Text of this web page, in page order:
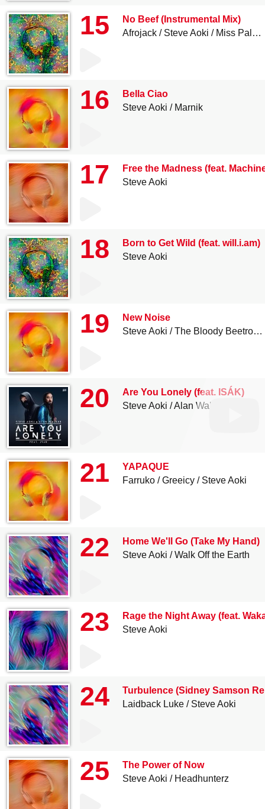
15
No Beef (Instrumental Mix)
Afrojack
Steve Aoki Miss Palmer
16
Bella Ciao
Steve Aoki
Marnik
17
Free the Madness (feat.
Steve Aoki
18
Born to Get Wild (feat. will.i.am)
Steve Aoki
19
New Noise
Steve Aoki
The Bloody Beetroots
20
Are You Lonely (feat. ISÁK)
Steve Aoki
Alan Walker
21
YAPAQUE
Farruko
Greeicy Steve Aoki
22
Home We'll Go (Take My Hand)
Steve Aoki
Walk Off the Earth
23
Rage the Night Away (feat.
Steve Aoki
24
Turbulence (Sidney Samson
Laidback Luke
Steve Aoki
25
The Power of Now
Steve Aoki
Headhunterz